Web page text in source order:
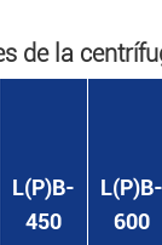
de la
L(P)B-
450
L(P)B-
600